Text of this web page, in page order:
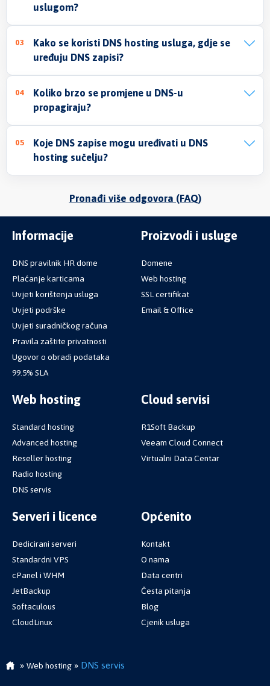
uslugom?
03
Kako se koristi DNS hosting usluga, gdje se
uređuju DNS zapisi?
04
Koliko brzo se promjene u DNS-u
propagiraju?
05
Koje DNS zapise mogu uređivati u DNS
hosting sučelju?
Pronađi više odgovora (FAQ)
Informacije
DNS pravilnik HR dome
Plaćanje karticama
Uvjeti korištenja usluga
Uvjeti podrške
Uvjeti suradničkog računa
Pravila zaštite privatnosti
Ugovor o obradi podataka
99.5% SLA
Proizvodi i usluge
Domene
Web hosting
SSL certifikat
Email & Office
Web hosting
Standard hosting
Advanced hosting
Reseller hosting
Radio hosting
DNS servis
Cloud servisi
R1Soft Backup
Veeam Cloud Connect
Virtualni Data Centar
Serveri i licence
Dedicirani serveri
Standardni VPS
cPanel i WHM
JetBackup
Softaculous
CloudLinux
Općenito
Kontakt
O nama
Data centri
Česta pitanja
Blog
Cjenik usluga
» Web hosting » DNS servis